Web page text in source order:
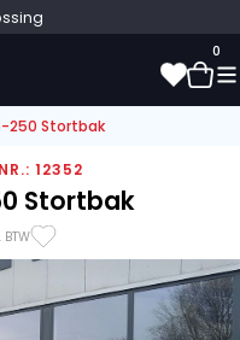
0
250 Stortbak
12352
Stortbak